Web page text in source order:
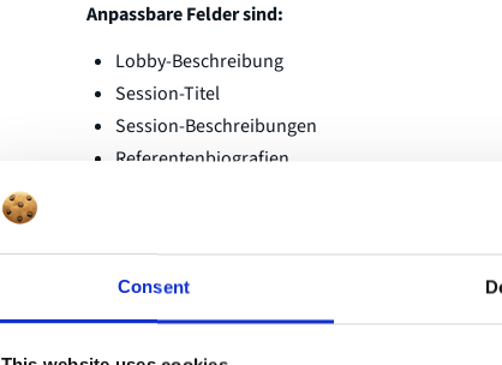
Consent
Anpassbare Felder sind:
Lobby-Beschreibung
Session-Titel
Session-Beschreibungen
Referentenbiografien
Nach der Aktivierung wird eine automatische
Sind Sie auf der